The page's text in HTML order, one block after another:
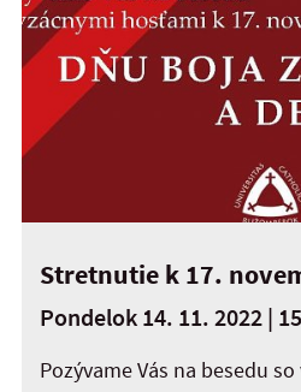
Stretnutie k 17.
Pondelok 14. 11. 2022 |
Pozývame Vás na besedu